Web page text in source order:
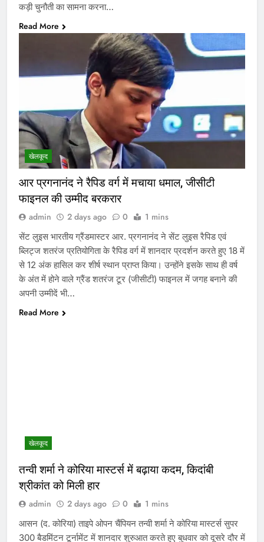
कड़ी चुनौती का सामना करना…
Read More
खेलकूद
आर प्रगनानंद ने रैपिड वर्ग में मचाया धमाल, जीसीटी
फाइनल की उम्मीद बरकरार
admin 2 days ago 0 1 mins
सेंट लुइस भारतीय ग्रैंडमास्टर आर. प्रगनानंद ने सेंट लुइस रैपिड एवं
ब्लिट्ज शतरंज प्रतियोगिता के रैपिड वर्ग में शानदार प्रदर्शन करते हुए 18 में
से 12 अंक हासिल कर शीर्ष स्थान प्राप्त किया। उन्होंने इसके साथ ही वर्ष
के अंत में होने वाले ग्रैंड शतरंज टूर (जीसीटी) फाइनल में जगह बनाने की
अपनी उम्मीदें भी…
Read More
खेलकूद
तन्वी शर्मा ने कोरिया मास्टर्स में बढ़ाया कदम, किदांबी
श्रीकांत को मिली हार
admin 2 days ago 0 1 mins
आसन (द. कोरिया) ताइपे ओपन चैंपियन तन्वी शर्मा ने कोरिया मास्टर्स सुपर
300 बैडमिंटन टूर्नामेंट में शानदार शुरुआत करते हुए बुधवार को दूसरे दौर में